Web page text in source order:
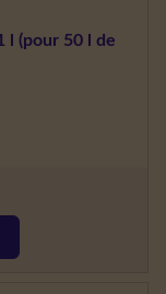
l (pour 50 l de